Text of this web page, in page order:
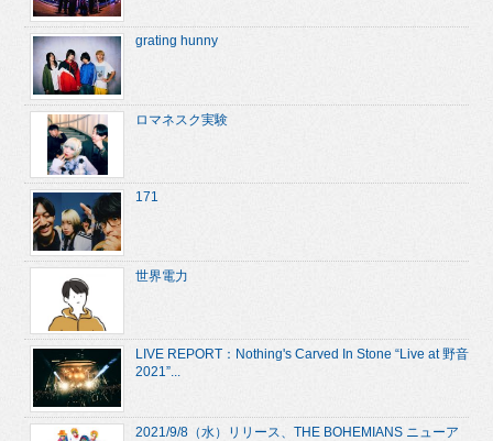
grating hunny
ロマネスク実験
171
世界電力
LIVE REPORT：Nothing's Carved In Stone “Live at 野音
2021”...
2021/9/8（水）リリース、THE BOHEMIANS ニューア